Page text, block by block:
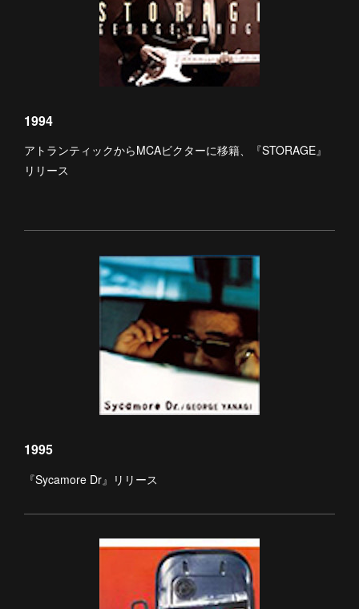
1994
アトランティックからMCAビクターに移籍、『STORAGE』
リリース
1995
『Sycamore Dr』リリース